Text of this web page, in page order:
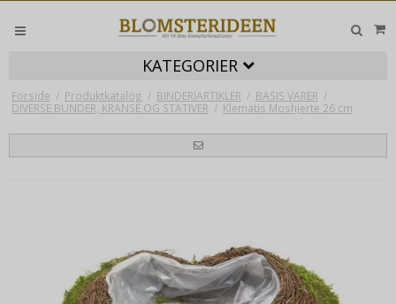
KATEGORIER
Forside / Produktkatalog / BINDERIARTIKLER / BASIS VARER /
DIVERSE BUNDER, KRANSE OG STATIVER / Klematis Moshjerte 26 cm